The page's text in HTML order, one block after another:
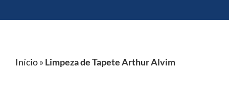
Início» Limpeza de Tapete Arthur Alvim